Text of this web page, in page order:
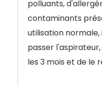
polluants,
contaminants
utilisation
passer
les 3 mois et de le